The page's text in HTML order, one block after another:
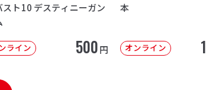
スト10 デスティニーガン
ライン 500円
本
オンライン